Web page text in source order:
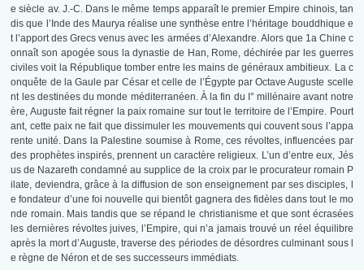
e siècle av. J.-C. Dans le même temps apparaît le premier Empire chinois, tan
dis que l’Inde des Maurya réalise une synthèse entre l’héritage bouddhique e
t l’apport des Grecs venus avec les armées d’Alexandre. Alors que 1a Chine c
onnaît son apogée sous la dynastie de Han, Rome, déchirée par les guerres
civiles voit la République tomber entre les mains de généraux ambitieux. La c
onquête de la Gaule par César et celle de l’Égypte par Octave Auguste scelle
nt les destinées du monde méditerranéen. À la fin du I° millénaire avant notre
ère, Auguste fait régner la paix romaine sur tout le territoire de l’Empire. Pourt
ant, cette paix ne fait que dissimuler les mouvements qui couvent sous l’appa
rente unité. Dans la Palestine soumise à Rome, ces révoltes, influencées par
des prophètes inspirés, prennent un caractère religieux. L’un d’entre eux, Jés
us de Nazareth condamné au supplice de la croix par le procurateur romain P
ilate, deviendra, grâce à la diffusion de son enseignement par ses disciples, l
e fondateur d’une foi nouvelle qui bientôt gagnera des fidèles dans tout le mo
nde romain. Mais tandis que se répand le christianisme et que sont écrasées
les dernières révoltes juives, l’Empire, qui n’a jamais trouvé un réel équilibre
après la mort d’Auguste, traverse des périodes de désordres culminant sous l
e règne de Néron et de ses successeurs immédiats.